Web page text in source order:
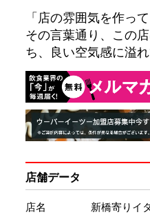
「店の雰囲気を作っ
その言葉通り、この
ち、良い空気感に溢れ
店舗データ
店名
新橋寄りイ